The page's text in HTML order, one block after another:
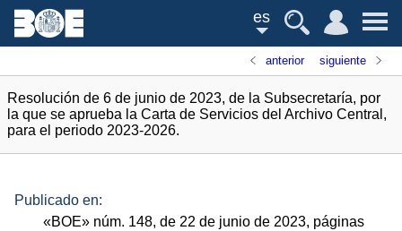
es
anterior siguiente
Resolución de 6 de junio de 2023, de la Subsecretaría, por
la que se aprueba la Carta de Servicios del Archivo Central,
para el periodo 2023-2026.
Publicado en:
«BOE» núm. 148, de 22 de junio de 2023, páginas